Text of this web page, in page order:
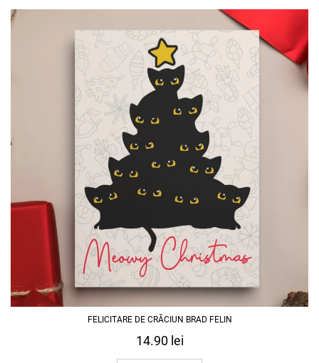
FELICITARE DE CRĂCIUN BRAD FELIN
14.90 lei